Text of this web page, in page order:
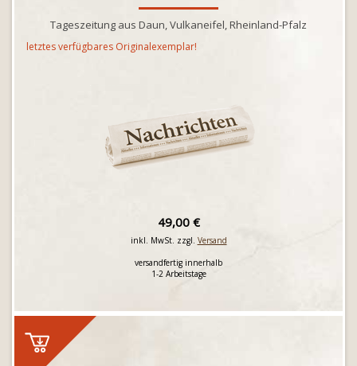
Tageszeitung aus Daun, Vulkaneifel, Rheinland-Pfalz
letztes verfügbares Originalexemplar!
49,00 €
inkl. MwSt. zzgl. Versand
versandfertig innerhalb
1-2 Arbeitstage